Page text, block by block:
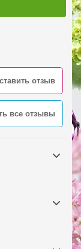
отзыв
все отзывы